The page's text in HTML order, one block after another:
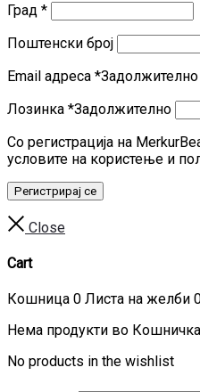
Град *
Поштенски број
Email адреса *Задолжително
Лозинка *Задолжително
Со регистрација на
условите на користење и
Регистрирај се
Close
Cart
Кошница 0 Листа на желби
Нема продукти во
No products in the wishlist